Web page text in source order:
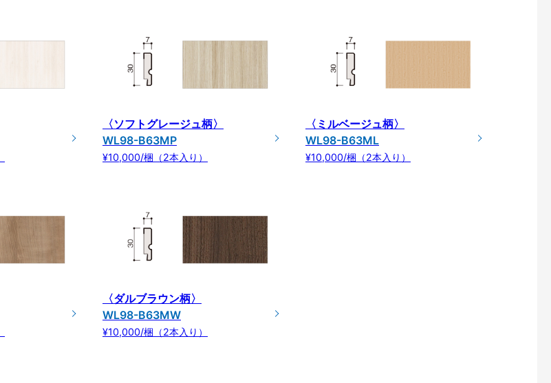
〈ソフトグレージュ柄〉
WL98-B63MP
¥10,000/梱（2本入り）
〈ミルベージュ柄〉
WL98-B63ML
¥10,000/梱（2本入り）
〈ダルブラウン柄〉
WL98-B63MW
¥10,000/梱（2本入り）